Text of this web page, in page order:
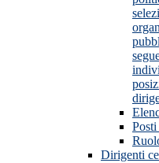
Dirigenti